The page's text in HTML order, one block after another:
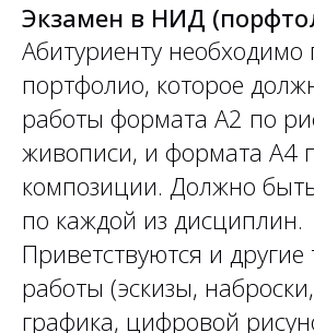
Экзамен в НИД
Абитуриенту необходимо
портфолио, которое
работы формата А2 по
живописи, и формата А4
композиции. Должно
по каждой из дисциплин.
Приветствуются и другие
работы (эскизы,
графика, цифровой